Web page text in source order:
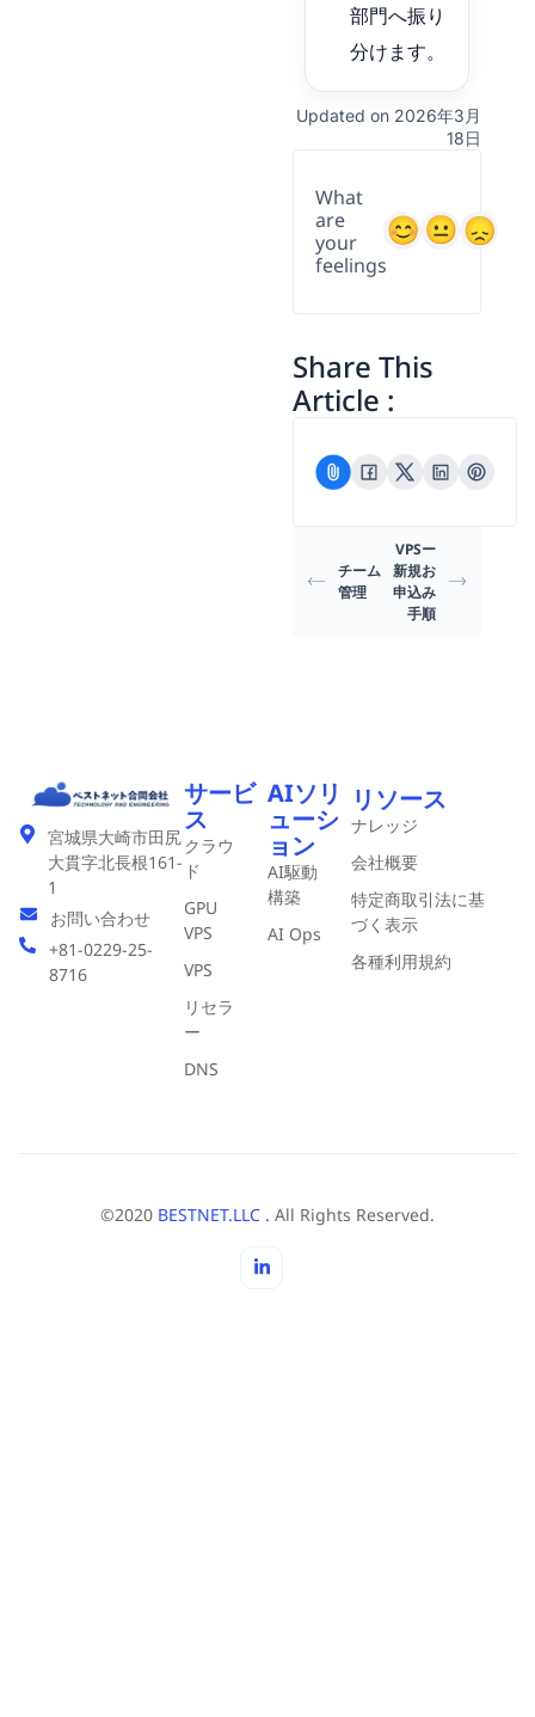
部門へ振り
分けます。
Updated on 2026年3月
18日
What
are
your
feelings
Share This
Article :
チーム
管理
VPSー
新規お
申込み
手順
宮城県大崎市田尻
大貫字北長根161-
1
お問い合わせ
+81-0229-25-
8716
サービ
ス
クラウ
ド
GPU
VPS
VPS
リセラ
ー
DNS
AIソリ
ューシ
ョン
AI駆動
構築
AI Ops
リソース
ナレッジ
会社概要
特定商取引法に基
づく表示
各種利用規約
©2020 BESTNET.LLC . All Rights Reserved.